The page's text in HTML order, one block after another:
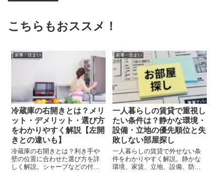
こちらもおススメ！
家事・住まい
冷蔵庫の右開きとは？メリ
ット・デメリット・選び方
をわかりやすく解説【左開
きとの違いも】
冷蔵庫の右開きとは？利き手や
壁の位置に合わせた選び方を詳
しく解説。シャープなどの付け
家事・住まい
一人暮らしの賃貸で重視し
たい条件は？静かな環境・
設備・立地の優先順位と失
敗しない部屋探し
一人暮らしの賃貸で外せない条
件をわかりやすく解説。静かな
環境、家賃、立地、設備、防